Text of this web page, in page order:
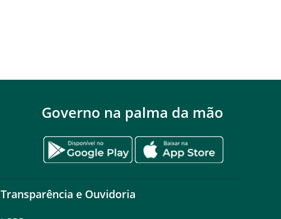
Governo na palma da mão
Transparência e Ouvidoria